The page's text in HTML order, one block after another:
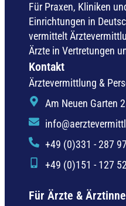
Für Praxen, Kliniken
Einrichtungen in
vermittelt
Ärzte in Vertretungen
Für Ärzte &
Kontakt
Ärztevermittlung &
Am Neuen Garten
+49 (0)331 - 287
+49 (0)151 - 127